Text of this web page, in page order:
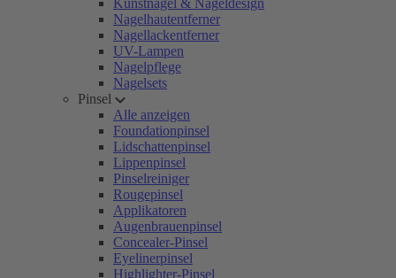
Kunstnägel & Nageldesign
Nagelhautentferner
Nagellackentferner
UV-Lampen
Nagelpflege
Nagelsets
Pinsel
Alle anzeigen
Foundationpinsel
Lidschattenpinsel
Lippenpinsel
Pinselreiniger
Rougepinsel
Applikatoren
Augenbrauenpinsel
Concealer-Pinsel
Eyelinerpinsel
Highlighter-Pinsel